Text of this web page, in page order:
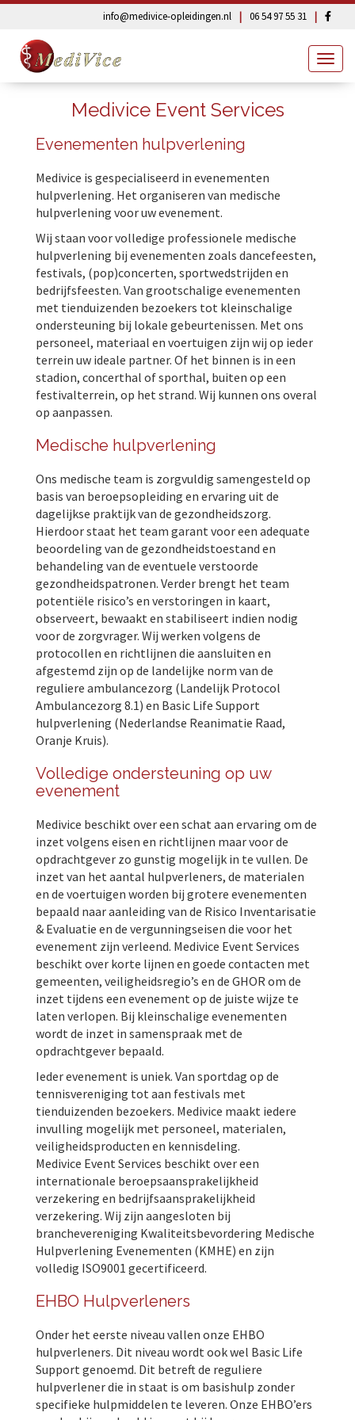
info@medivice-opleidingen.nl | 06 54 97 55 31 |
Medivice Event Services
Evenementen hulpverlening
Medivice is gespecialiseerd in evenementen
hulpverlening. Het organiseren van medische
hulpverlening voor uw evenement.
Wij staan voor volledige professionele medische
hulpverlening bij evenementen zoals dancefeesten,
festivals, (pop)concerten, sportwedstrijden en
bedrijfsfeesten. Van grootschalige evenementen
met tienduizenden bezoekers tot kleinschalige
ondersteuning bij lokale gebeurtenissen. Met ons
personeel, materiaal en voertuigen zijn wij op ieder
terrein uw ideale partner. Of het binnen is in een
stadion, concerthal of sporthal, buiten op een
festivalterrein, op het strand. Wij kunnen ons overal
op aanpassen.
Medische hulpverlening
Ons medische team is zorgvuldig samengesteld op
basis van beroepsopleiding en ervaring uit de
dagelijkse praktijk van de gezondheidszorg.
Hierdoor staat het team garant voor een adequate
beoordeling van de gezondheidstoestand en
behandeling van de eventuele verstoorde
gezondheidspatronen. Verder brengt het team
potentiële risico’s en verstoringen in kaart,
observeert, bewaakt en stabiliseert indien nodig
voor de zorgvrager. Wij werken volgens de
protocollen en richtlijnen die aansluiten en
afgestemd zijn op de landelijke norm van de
reguliere ambulancezorg (Landelijk Protocol
Ambulancezorg 8.1) en Basic Life Support
hulpverlening (Nederlandse Reanimatie Raad,
Oranje Kruis).
Volledige ondersteuning op uw
evenement
Medivice beschikt over een schat aan ervaring om de
inzet volgens eisen en richtlijnen maar voor de
opdrachtgever zo gunstig mogelijk in te vullen. De
inzet van het aantal hulpverleners, de materialen
en de voertuigen worden bij grotere evenementen
bepaald naar aanleiding van de Risico Inventarisatie
& Evaluatie en de vergunningseisen die voor het
evenement zijn verleend. Medivice Event Services
beschikt over korte lijnen en goede contacten met
gemeenten, veiligheidsregio’s en de GHOR om de
inzet tijdens een evenement op de juiste wijze te
laten verlopen. Bij kleinschalige evenementen
wordt de inzet in samenspraak met de
opdrachtgever bepaald.
Ieder evenement is uniek. Van sportdag op de
tennisvereniging tot aan festivals met
tienduizenden bezoekers. Medivice maakt iedere
invulling mogelijk met personeel, materialen,
veiligheidsproducten en kennisdeling.
Medivice Event Services beschikt over een
internationale beroepsaansprakelijkheid
verzekering en bedrijfsaansprakelijkheid
verzekering. Wij zijn aangesloten bij
branchevereniging Kwaliteitsbevordering Medische
Hulpverlening Evenementen (KMHE) en zijn
volledig ISO9001 gecertificeerd.
EHBO Hulpverleners
Onder het eerste niveau vallen onze EHBO
hulpverleners. Dit niveau wordt ook wel Basic Life
Support genoemd. Dit betreft de reguliere
hulpverlener die in staat is om basishulp zonder
specifieke hulpmiddelen te leveren. Onze EHBO’ers